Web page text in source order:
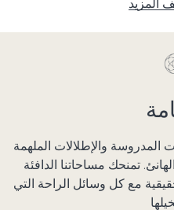
المزيد
المدروسة والإطلالات الملهمة
تمنحك مساحاتنا الدافئة
مع كل وسائل الراحة التي